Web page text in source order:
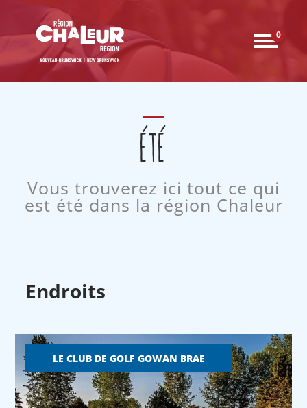
0
ÉTÉ
Vous trouverez ici tout ce qui
est été dans la région Chaleur
Endroits
LE CLUB DE GOLF GOWAN BRAE